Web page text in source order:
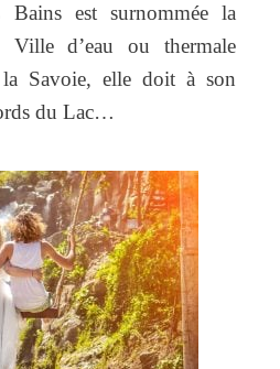
est surnommée la
Ville d’eau ou thermale
Savoie, elle doit à son
du Lac…